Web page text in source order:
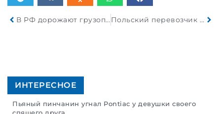
В РФ дорожают грузоперевозки и увеличиваются сроки доставки грузов Польский перевозчик не задекларировал 4,7 тыс. единиц автозапчастей
ИНТЕРЕСНОЕ
Пьяный пинчанин угнал Pontiac у девушки своего